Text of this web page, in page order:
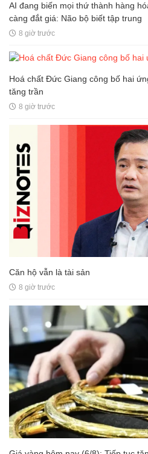
AI đang biến mọi thứ thành hàng
càng đắt giá: Não bộ biết tập trung
8 giờ trước
Hoá chất Đức Giang công bố hai
tăng trần
8 giờ trước
Căn hộ vẫn là tài sản
8 giờ trước